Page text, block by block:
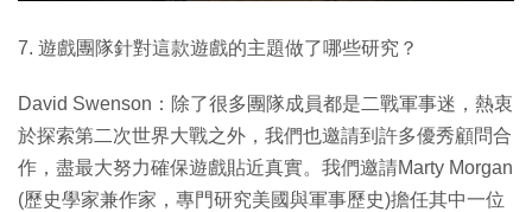
7. 遊戲團隊針對這款遊戲的主題做了哪些研究？
David Swenson：除了很多團隊成員都是二戰軍事迷，熱衷
於探索第二次世界大戰之外，我們也邀請到許多優秀顧問合
作，盡最大努力確保遊戲貼近真實。我們邀請Marty Morgan
(歷史學家兼作家，專門研究美國與軍事歷史)擔任其中一位